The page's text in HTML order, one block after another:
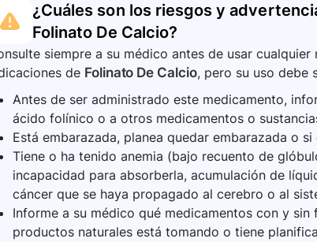
¿Cuáles son los riesgos y
Folinato De Calcio?
siempre a su médico antes de usar
de Folinato De Calcio, pero su uso debe
Antes de ser administrado este medicamento,
ácido folínico o a otros medicamentos o
Está embarazada, planea quedar embarazada o
Tiene o ha tenido anemia (bajo recuento de
incapacidad para absorberla, acumulación de
cáncer que se haya propagado al cerebro o al
Informe a su médico qué medicamentos con y
productos naturales está tomando o tiene